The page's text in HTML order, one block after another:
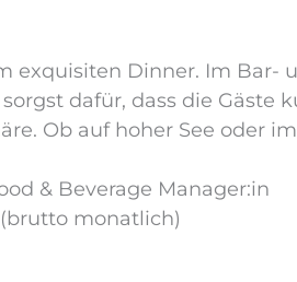
exquisiten Dinner. Im Bar-
dafür, dass die Gäste
Ob auf hoher See oder
& Beverage Manager:in
(brutto monatlich)